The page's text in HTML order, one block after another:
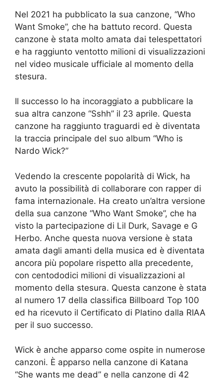
Nel 2021 ha pubblicato la sua canzone, “Who
Want Smoke”, che ha battuto record. Questa
canzone è stata molto amata dai telespettatori
e ha raggiunto ventotto milioni di visualizzazioni
nel video musicale ufficiale al momento della
stesura.
Il successo lo ha incoraggiato a pubblicare la
sua altra canzone “Sshh” il 23 aprile. Questa
canzone ha raggiunto traguardi ed è diventata
la traccia principale del suo album “Who is
Nardo Wick?”
Vedendo la crescente popolarità di Wick, ha
avuto la possibilità di collaborare con rapper di
fama internazionale. Ha creato un’altra versione
della sua canzone “Who Want Smoke”, che ha
visto la partecipazione di Lil Durk, Savage e G
Herbo. Anche questa nuova versione è stata
amata dagli amanti della musica ed è diventata
ancora più popolare rispetto alla precedente,
con centododici milioni di visualizzazioni al
momento della stesura. Questa canzone è stata
al numero 17 della classifica Billboard Top 100
ed ha ricevuto il Certificato di Platino dalla RIAA
per il suo successo.
Wick è anche apparso come ospite in numerose
canzoni. È apparso nella canzone di Katana
“She wants me dead” e nella canzone di 42